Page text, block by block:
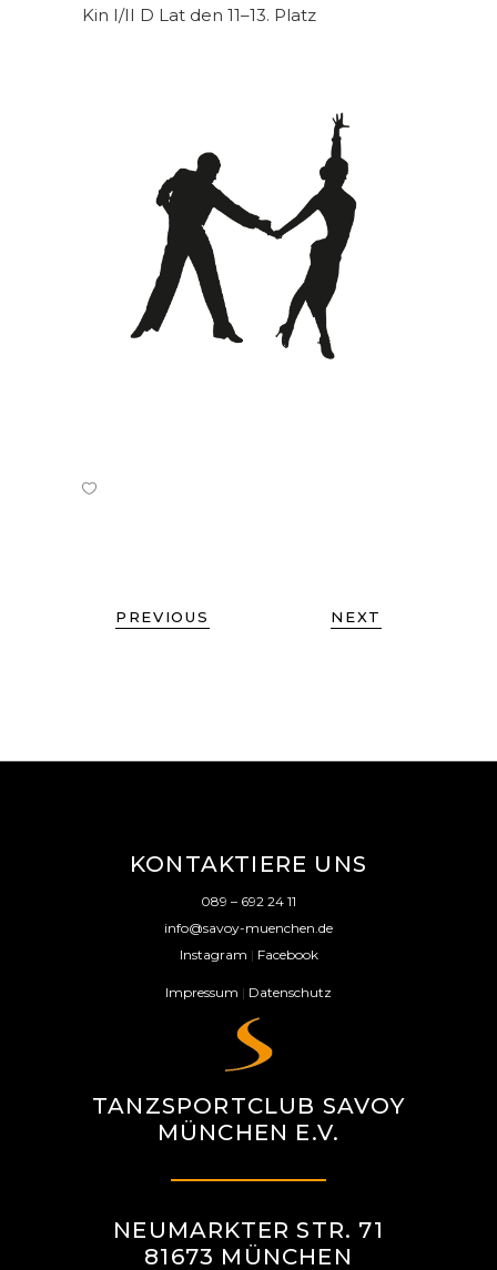
Kin I/II D Lat den 11–13. Platz
PREVIOUS NEXT
KONTAKTIERE UNS
089 – 692 24 11
info@savoy-muenchen.de
Instagram | Facebook
Impressum | Datenschutz
TANZSPORTCLUB SAVOY
MÜNCHEN E.V.
NEUMARKTER STR. 71
81673 MÜNCHEN